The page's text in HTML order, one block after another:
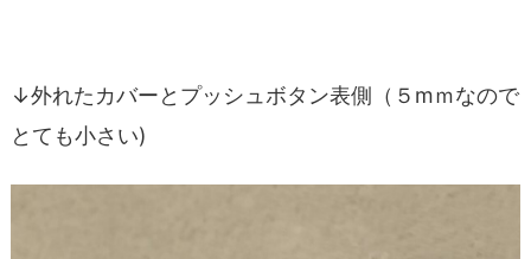
↓外れたカバーとプッシュボタン表側（５mｍなので
とても小さい)